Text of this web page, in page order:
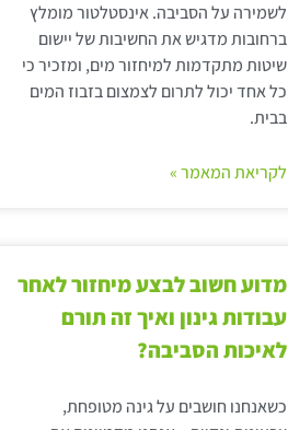
לשמירה על הסביבה. אינסטלטור מומלץ
ברחובות מדגיש את החשיבות של יישום
שיטות מתקדמות למיחזור מים, ומזכיר כי
כל אחד יכול לתרום לצמצום בזבוז המים
בבית.
לקריאת המאמר »
מדוע חשוב לבצע מיחזור לאחר
עבודות גינון ואיך זה תורם
לאיכות הסביבה?
כשאנחנו חושבים על גינה מטופחת,